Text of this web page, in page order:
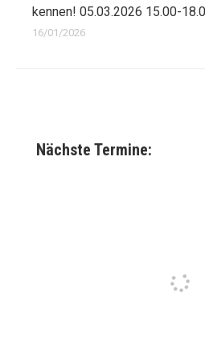
kennen! 05.03.2026 15.00-
16/01/2026
Nächste Termine: